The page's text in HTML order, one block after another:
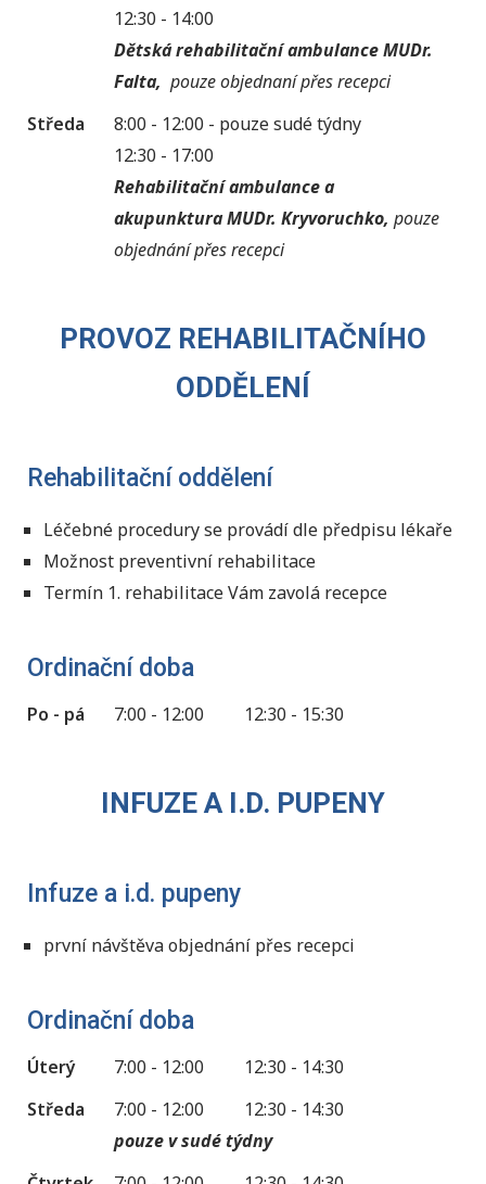
12:30 - 14:00
Dětská rehabilitační ambulance MUDr.
Falta, pouze objednaní přes recepci
Středa
8:00 - 12:00 - pouze sudé týdny
12:30 - 17:00
Rehabilitační ambulance a
akupunkturaMUDr. Kryvoruchko, pouze
objednání přes recepci
PROVOZ REHABILITAČNÍHO
ODDĚLENÍ
Rehabilitační oddělení
Léčebné procedury se provádí dle předpisu lékaře
Možnost preventivní rehabilitace
Termín 1. rehabilitace Vám zavolá recepce
Ordinační doba
Po - pá 7:00 - 12:00 12:30 - 15:30
INFUZE A I.D. PUPENY
Infuze a i.d. pupeny
první návštěva objednání přes recepci
Ordinační doba
Úterý 7:00 - 12:00
12:30 - 14:30
Středa
7:00 - 12:00
12:30 - 14:30
pouze v sudé týdny